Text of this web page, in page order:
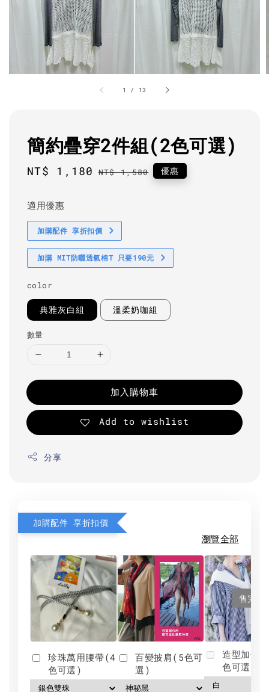
1 / 13
簡約疊穿2件組(2色可選)
Sale
NT$ 1,180 Regular
NT$ 1,580 優惠
適用優惠
加購配件 享折扣價
加購 MIT防曬透氣棉T 只要190元
color
典雅灰白組 溫柔奶咖組
數量
加入購物車
Add to wishlist
分享
加購配件 享折扣價
瀏覽全部
珍珠萬用腰帶(4
色可選)
百變披肩(5色可
選)
售完
造型加分
色可選)